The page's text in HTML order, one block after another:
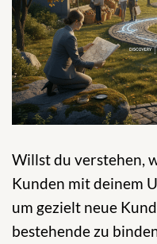
Willst du verstehen,
Kunden mit deinem
um gezielt neue
bestehende zu